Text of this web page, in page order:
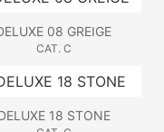
08 GREIGE
CAT. C
18 STONE